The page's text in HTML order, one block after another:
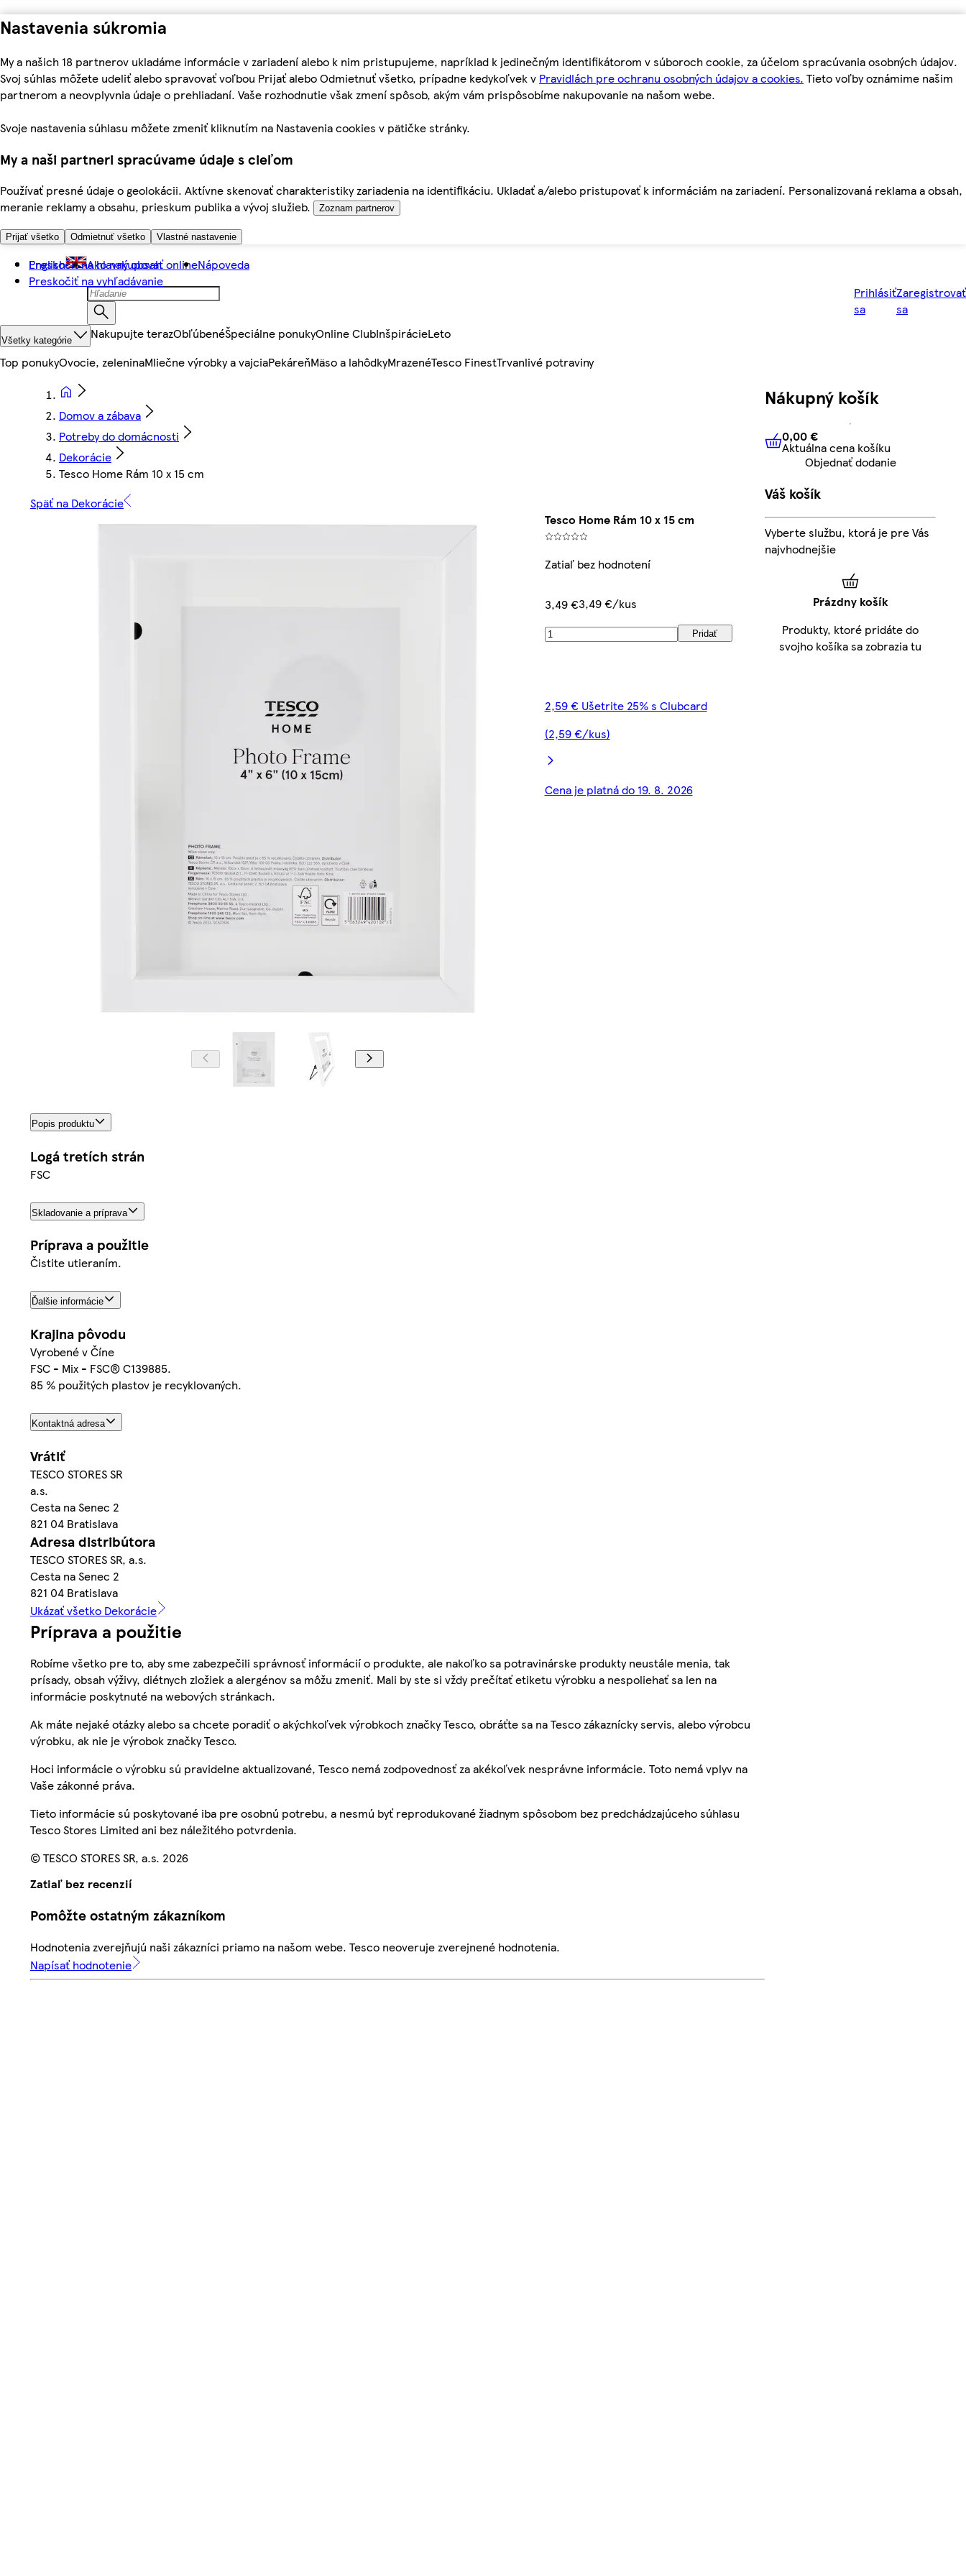
Nastavenia súkromia
My a našich 18 partnerov ukladáme informácie v zariadení alebo k nim pristupujeme, napríklad k jedinečným identifikátorom v súboroch cookie, za účelom spracúvania osobných údajov.
Svoj súhlas môžete udeliť alebo spravovať voľbou Prijať alebo Odmietnuť všetko, prípadne kedykoľvek v Pravidlách pre ochranu osobných údajov a cookies. Tieto voľby oznámime našim
partnerom a neovplyvnia údaje o prehliadaní. Vaše rozhodnutie však zmení spôsob, akým vám prispôsobíme nakupovanie na našom webe.
Svoje nastavenia súhlasu môžete zmeniť kliknutím na Nastavenia cookies v pätičke stránky.
My a naši partneri spracúvame údaje s cieľom
Používať presné údaje o geolokácii. Aktívne skenovať charakteristiky zariadenia na identifikáciu. Ukladať a/alebo pristupovať k informáciám na zariadení. Personalizovaná reklama a obsah,
meranie reklamy a obsahu, prieskum publika a vývoj služieb.
Zoznam partnerov
Prijať všetko Odmietnuť všetko Vlastné nastavenie
Preskočiť na hlavný obsah
Preskočiť na vyhľadávanie
English Ako nakupovať onlineNápoveda
Prihlásiť
sa
Zaregistrovať
sa
Všetky kategórie Nakupujte terazObľúbenéŠpeciálne ponukyOnline ClubInšpirácieLeto
Top ponukyOvocie, zeleninaMliečne výrobky a vajciaPekáreňMäso a lahôdkyMrazenéTesco FinestTrvanlivé potraviny
Domov a zábava
Potreby do domácnosti
Dekorácie
Tesco Home Rám 10 x 15 cm
Späť na Dekorácie
Tesco Home Rám 10 x 15 cm
Zatiaľ bez hodnotení
3,49 €3,49 €/kus
Pridať
2,59 € Ušetrite 25% s Clubcard
(2,59 €/kus)
Cena je platná do 19. 8. 2026
Popis produktu
Logá tretích strán
FSC
Skladovanie a príprava
Príprava a použitie
Čistite utieraním.
Ďalšie informácie
Krajina pôvodu
Vyrobené v Číne
FSC - Mix - FSC® C139885.
85 % použitých plastov je recyklovaných.
Kontaktná adresa
Vrátiť
TESCO STORES SR
a.s.
Cesta na Senec 2
821 04 Bratislava
Adresa distribútora
TESCO STORES SR, a.s.
Cesta na Senec 2
821 04 Bratislava
Ukázať všetko Dekorácie
Príprava a použitie
Robíme všetko pre to, aby sme zabezpečili správnosť informácií o produkte, ale nakoľko sa potravinárske produkty neustále menia, tak
prísady, obsah výživy, diétnych zložiek a alergénov sa môžu zmeniť. Mali by ste si vždy prečítať etiketu výrobku a nespoliehať sa len na
informácie poskytnuté na webových stránkach.
Ak máte nejaké otázky alebo sa chcete poradiť o akýchkoľvek výrobkoch značky Tesco, obráťte sa na Tesco zákaznícky servis, alebo výrobcu
výrobku, ak nie je výrobok značky Tesco.
Hoci informácie o výrobku sú pravidelne aktualizované, Tesco nemá zodpovednosť za akékoľvek nesprávne informácie. Toto nemá vplyv na
Vaše zákonné práva.
Tieto informácie sú poskytované iba pre osobnú potrebu, a nesmú byť reprodukované žiadnym spôsobom bez predchádzajúceho súhlasu
Tesco Stores Limited ani bez náležitého potvrdenia.
© TESCO STORES SR, a.s. 2026
Zatiaľ bez recenzií
Pomôžte ostatným zákazníkom
Hodnotenia zverejňujú naši zákazníci priamo na našom webe. Tesco neoveruje zverejnené hodnotenia.
Napísať hodnotenie
Nákupný košík
0,00 € Aktuálna cena košíku
0,00 €
Aktuálna cena košíku
Objednať dodanie
Váš košík
Vyberte službu, ktorá je pre Vás
najvhodnejšie
Prázdny košík
Produkty, ktoré pridáte do
svojho košíka sa zobrazia tu